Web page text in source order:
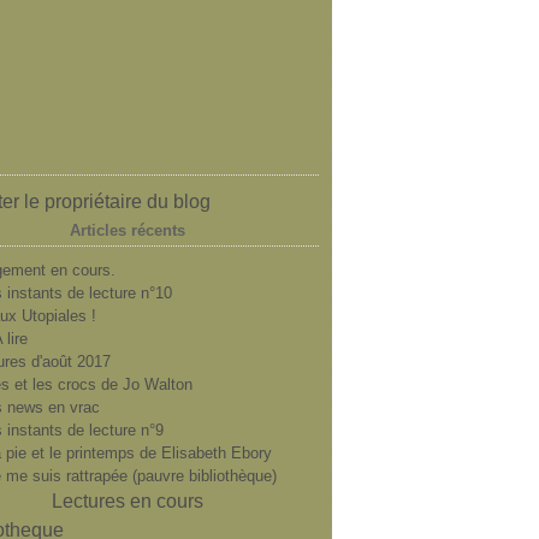
le propriétaire du blog
Articles récents
en cours.
instants de lecture n°10
Utopiales !
lire
d'août 2017
et les crocs de Jo Walton
news en vrac
instants de lecture n°9
pie et le printemps de Elisabeth Ebory
me suis rattrapée (pauvre bibliothèque)
Lectures en cours